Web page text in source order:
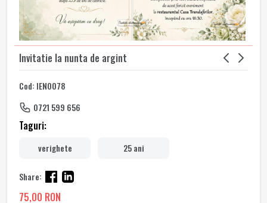
Invitatie la nunta de argint
Cod: IEN0078
0721 599 656
Taguri:
verighete 25 ani
Share:
75,00 RON